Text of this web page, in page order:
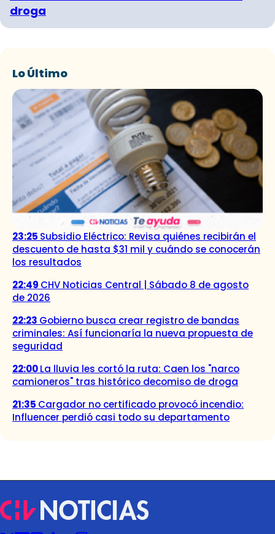
droga
Lo Último
23:25 Subsidio Eléctrico: Revisa quiénes recibirán el
descuento de hasta $31 mil y cuándo se conocerán
los resultados
22:49 CHV Noticias Central | Sábado 8 de agosto
de 2026
22:23 Gobierno busca crear registro de bandas
criminales: Así funcionaría la nueva propuesta de
seguridad
22:00La lluvia les cortó la ruta: Caen los "narco
camioneros" tras histórico decomiso de droga
21:35 Cargador no certificado provocó incendio:
Influencer perdió casi todo su departamento